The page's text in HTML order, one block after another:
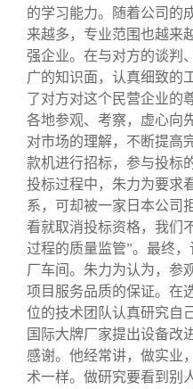
的学习能力。随着公司的
来越多，专业范围也越来
强企业。在与对方的谈判
广的知识面，认真细致的
了对方对这个民营企业的
各地参观、考察，虚心向
对市场的理解，不断提高
款机进行招标，参与投标
投标过程中，朱力为要求
系，可却被一家日本公司
看就取消投标资格，我们
过程的质量监管”。最终
厂车间。朱力为认为，参
项目服务品质的保证。在
位的技术团队认真研究自
国际大牌厂家提出设备改
感谢。他经常讲，做实业
术一样。做研究要看到别